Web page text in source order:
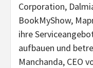
Corporation,
BookMyShow,
ihre
aufbauen und
Manchanda, CEO